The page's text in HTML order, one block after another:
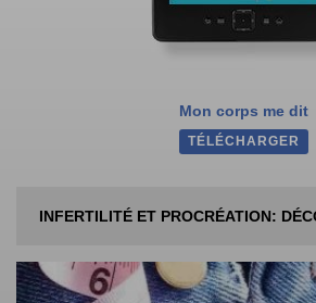
Mon corps me dit
TÉLÉCHARGER
INFERTILITÉ ET PROCRÉATION: